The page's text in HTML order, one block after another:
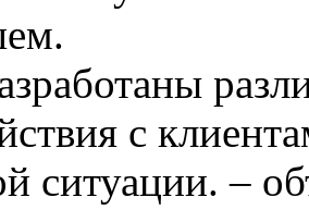
с
ситуации. –